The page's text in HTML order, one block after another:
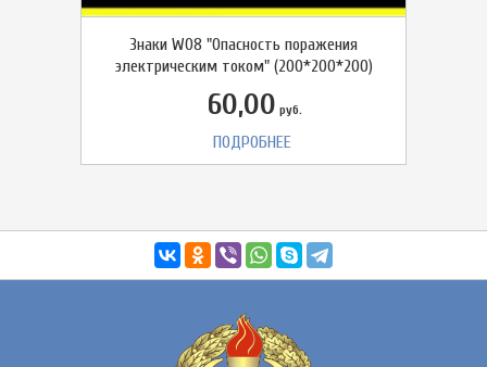
Знаки W08 "Опасность поражения
электрическим током" (200*200*200)
60,00 руб.
ПОДРОБНЕЕ